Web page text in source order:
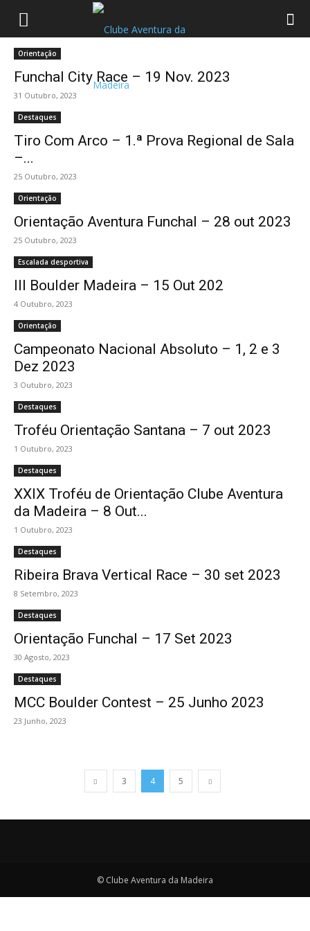
Orientação
Funchal City Race – 19 Nov. 2023
31 Outubro, 2023
Destaques
Tiro Com Arco – 1.ª Prova Regional de Sala
–...
25 Outubro, 2023
Orientação
Orientação Aventura Funchal – 28 out 2023
25 Outubro, 2023
Escalada desportiva
III Boulder Madeira – 15 Out 202
4 Outubro, 2023
Orientação
Campeonato Nacional Absoluto – 1, 2 e 3
Dez 2023
3 Outubro, 2023
Destaques
Troféu Orientação Santana – 7 out 2023
1 Outubro, 2023
Destaques
XXIX Troféu de Orientação Clube Aventura
da Madeira – 8 Out...
1 Outubro, 2023
Destaques
Ribeira Brava Vertical Race – 30 set 2023
8 Setembro, 2023
Destaques
Orientação Funchal – 17 Set 2023
30 Agosto, 2023
Destaques
MCC Boulder Contest – 25 Junho 2023
23 Junho, 2023
3 4 5
© Clube Aventura da Madeira